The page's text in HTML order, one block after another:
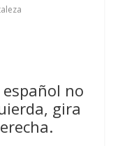
no
gira